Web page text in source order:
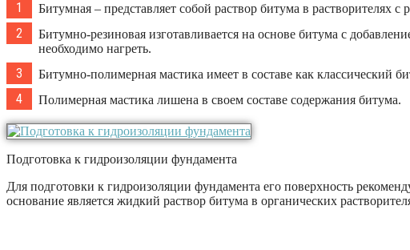
Битумная – представляет собой раствор битума в растворителях
Битумно-резиновая изготавливается на основе битума с
необходимо нагреть.
Битумно-полимерная мастика имеет в составе как классический
Полимерная мастика лишена в своем составе содержания битума.
Подготовка к гидроизоляции фундамента
Для подготовки к гидроизоляции фундамента его поверхность
основание является жидкий раствор битума в органических